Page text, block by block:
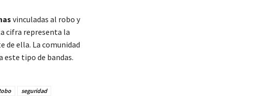
vinculadas al robo y
cifra representa la
de ella. La comunidad
tipo de bandas.
seguridad